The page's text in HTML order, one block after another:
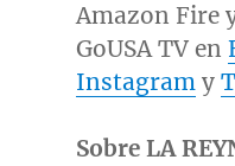
Amazon Fire
GoUSA TV en
Instagramy
Sobre LA